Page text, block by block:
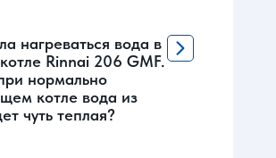
нагреваться вода в
Rinnai 206 GMF.
нормально
котле вода из
чуть теплая?